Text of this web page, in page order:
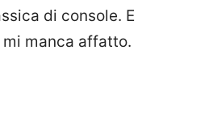
di console. E
manca affatto.